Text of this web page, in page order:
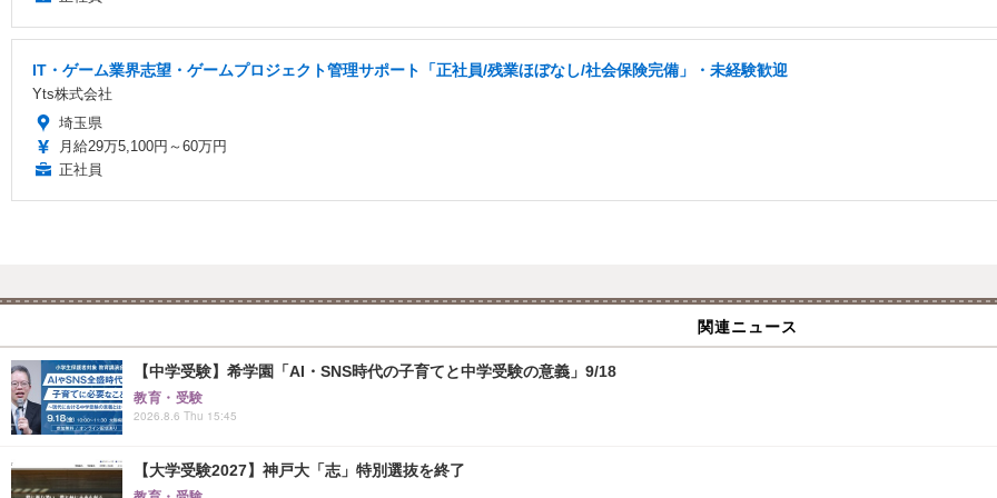
IT・ゲーム業界志望・ゲームプロジェクト管理サポート「正社員/残業ほぼなし/社会保険完備」・未経験歓迎
Yts株式会社
埼玉県
月給29万5,100円～60万円
正社員
関連ニュース
【中学受験】希学園「AI・SNS時代の子育てと中学受験の意義」9/18
教育・受験
2026.8.6 Thu 15:45
【大学受験2027】神戸大「志」特別選抜を終了